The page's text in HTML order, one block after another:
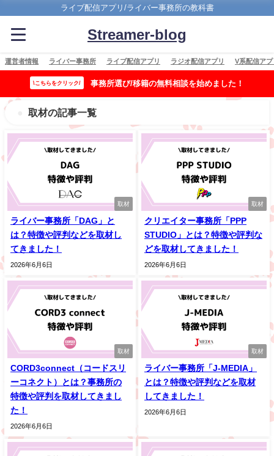
ライブ配信アプリ/ライバー事務所の教科書
Streamer-blog
運営者情報 ライバー事務所 ライブ配信アプリ ラジオ配信アプリ V系配信アプ
\こちらをクリック/ 事務所選び/移籍の無料相談を始めました！
取材の記事一覧
取材
ライバー事務所「DAG」と
は？特徴や評判などを取材し
てきました！
2026年6月6日
取材
クリエイター事務所「PPP
STUDIO」とは？特徴や評判な
どを取材してきました！
2026年6月6日
取材
CORD3connect（コードスリ
ーコネクト）とは？事務所の
特徴や評判を取材してきまし
た！
2026年6月6日
取材
ライバー事務所「J-MEDIA」
とは？特徴や評判などを取材
してきました！
2026年6月6日